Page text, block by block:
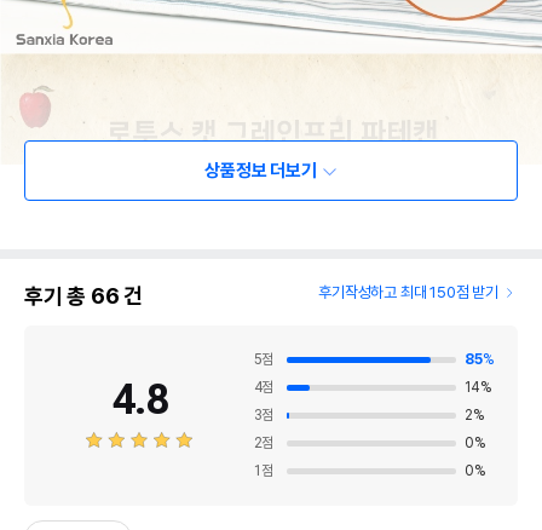
상품정보 더보기
후기 총 66건 후기작성하고 최대 150점 받기
4.8
5점 85%
4점 14%
3점 2%
2점 0%
1 점 0%